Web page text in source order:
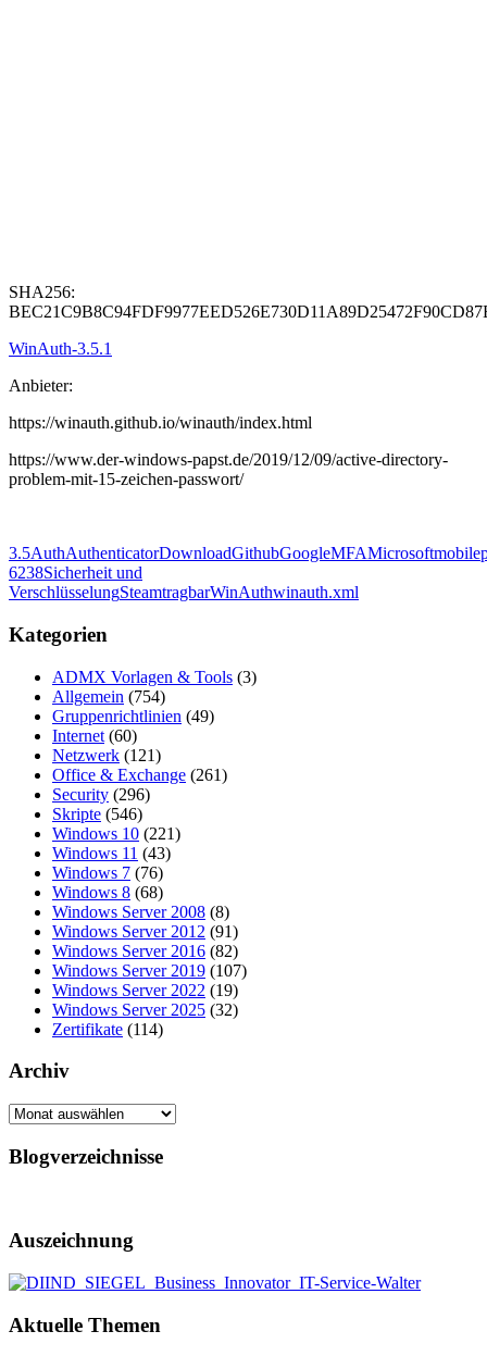
SHA256:
WinAuth-3.5.1
Anbieter:
https://winauth.github.io/winauth/index.html
https://www.der-windows-papst.de/2019/12/09/active-directory-
problem-mit-15-zeichen-passwort/
3.5AuthAuthenticatorDownloadGithubGoogleMFAMicrosoftmobile
6238Sicherheit und
VerschlüsselungSteamtragbarWinAuthwinauth.xml
Kategorien
ADMX Vorlagen & Tools (3)
Allgemein (754)
Gruppenrichtlinien (49)
Internet (60)
Netzwerk (121)
Office & Exchange (261)
Security (296)
Skripte (546)
Windows 10 (221)
Windows 11 (43)
Windows 7 (76)
Windows 8 (68)
Windows Server 2008 (8)
Windows Server 2012 (91)
Windows Server 2016 (82)
Windows Server 2019 (107)
Windows Server 2022 (19)
Windows Server 2025 (32)
Zertifikate (114)
Archiv
Archiv
Blogverzeichnisse
Auszeichnung
Aktuelle Themen